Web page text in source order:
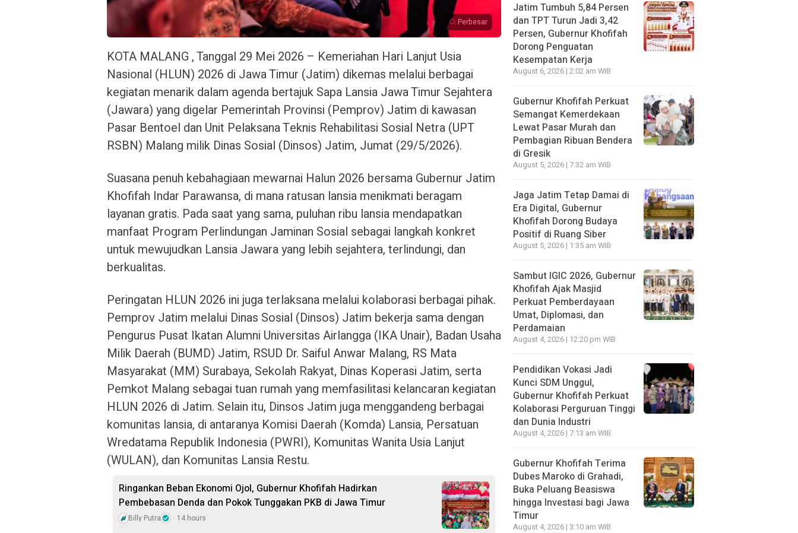
Perbesar
KOTA MALANG , Tanggal 29 Mei 2026 – Kemeriahan Hari Lanjut Usia
Nasional (HLUN) 2026 di Jawa Timur (Jatim) dikemas melalui berbagai
kegiatan menarik dalam agenda bertajuk Sapa Lansia Jawa Timur Sejahtera
(Jawara) yang digelar Pemerintah Provinsi (Pemprov) Jatim di kawasan
Pasar Bentoel dan Unit Pelaksana Teknis Rehabilitasi Sosial Netra (UPT
RSBN) Malang milik Dinas Sosial (Dinsos) Jatim, Jumat (29/5/2026).
Suasana penuh kebahagiaan mewarnai Halun 2026 bersama Gubernur Jatim
Khofifah Indar Parawansa, di mana ratusan lansia menikmati beragam
layanan gratis. Pada saat yang sama, puluhan ribu lansia mendapatkan
manfaat Program Perlindungan Jaminan Sosial sebagai langkah konkret
untuk mewujudkan Lansia Jawara yang lebih sejahtera, terlindungi, dan
berkualitas.
Peringatan HLUN 2026 ini juga terlaksana melalui kolaborasi berbagai pihak.
Pemprov Jatim melalui Dinas Sosial (Dinsos) Jatim bekerja sama dengan
Pengurus Pusat Ikatan Alumni Universitas Airlangga (IKA Unair), Badan Usaha
Milik Daerah (BUMD) Jatim, RSUD Dr. Saiful Anwar Malang, RS Mata
Masyarakat (MM) Surabaya, Sekolah Rakyat, Dinas Koperasi Jatim, serta
Pemkot Malang sebagai tuan rumah yang memfasilitasi kelancaran kegiatan
HLUN 2026 di Jatim. Selain itu, Dinsos Jatim juga menggandeng berbagai
komunitas lansia, di antaranya Komisi Daerah (Komda) Lansia, Persatuan
Wredatama Republik Indonesia (PWRI), Komunitas Wanita Usia Lanjut
(WULAN), dan Komunitas Lansia Restu.
Ringankan Beban Ekonomi Ojol, Gubernur Khofifah Hadirkan
Pembebasan Denda dan Pokok Tunggakan PKB di Jawa Timur
Billy Putra 14 hours
Jatim Tumbuh 5,84 Persen
dan TPT Turun Jadi 3,42
Persen, Gubernur Khofifah
Dorong Penguatan
Kesempatan Kerja
August 6, 2026 | 2:02 am WIB
Gubernur Khofifah Perkuat
Semangat Kemerdekaan
Lewat Pasar Murah dan
Pembagian Ribuan Bendera
di Gresik
August 5, 2026 | 7:32 am WIB
Jaga Jatim Tetap Damai di
Era Digital, Gubernur
Khofifah Dorong Budaya
Positif di Ruang Siber
August 5, 2026 | 1:35 am WIB
Sambut IGIC 2026, Gubernur
Khofifah Ajak Masjid
Perkuat Pemberdayaan
Umat, Diplomasi, dan
Perdamaian
August 4, 2026 | 12:20 pm WIB
Pendidikan Vokasi Jadi
Kunci SDM Unggul,
Gubernur Khofifah Perkuat
Kolaborasi Perguruan Tinggi
dan Dunia Industri
August 4, 2026 | 7:13 am WIB
Gubernur Khofifah Terima
Dubes Maroko di Grahadi,
Buka Peluang Beasiswa
hingga Investasi bagi Jawa
Timur
August 4, 2026 | 3:10 am WIB